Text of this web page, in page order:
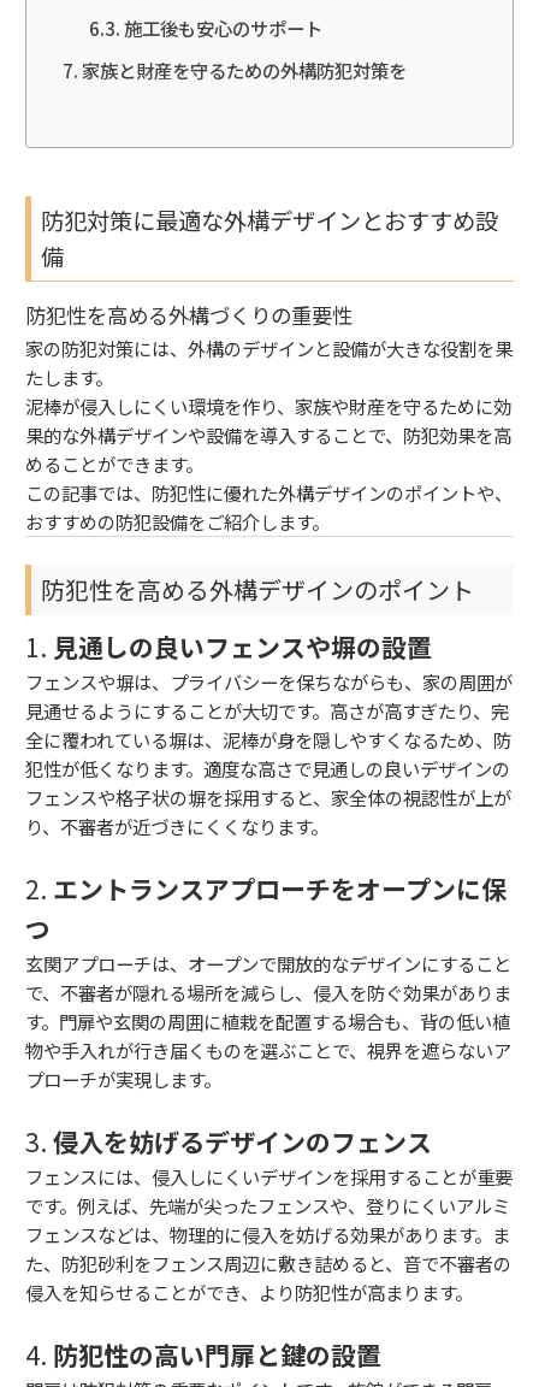
施工後も安心のサポート
家族と財産を守るための外構防犯対策を
防犯対策に最適な外構デザインとおすすめ設
備
防犯性を高める外構づくりの重要性
家の防犯対策には、外構のデザインと設備が大きな役割を果
たします。
泥棒が侵入しにくい環境を作り、家族や財産を守るために効
果的な外構デザインや設備を導入することで、防犯効果を高
めることができます。
この記事では、防犯性に優れた外構デザインのポイントや、
おすすめの防犯設備をご紹介します。
防犯性を高める外構デザインのポイント
1. 見通しの良いフェンスや塀の設置
フェンスや塀は、プライバシーを保ちながらも、家の周囲が
見通せるようにすることが大切です。高さが高すぎたり、完
全に覆われている塀は、泥棒が身を隠しやすくなるため、防
犯性が低くなります。適度な高さで見通しの良いデザインの
フェンスや格子状の塀を採用すると、家全体の視認性が上が
り、不審者が近づきにくくなります。
2. エントランスアプローチをオープンに保
つ
玄関アプローチは、オープンで開放的なデザインにすること
で、不審者が隠れる場所を減らし、侵入を防ぐ効果がありま
す。門扉や玄関の周囲に植栽を配置する場合も、背の低い植
物や手入れが行き届くものを選ぶことで、視界を遮らないア
プローチが実現します。
3. 侵入を妨げるデザインのフェンス
フェンスには、侵入しにくいデザインを採用することが重要
です。例えば、先端が尖ったフェンスや、登りにくいアルミ
フェンスなどは、物理的に侵入を妨げる効果があります。ま
た、防犯砂利をフェンス周辺に敷き詰めると、音で不審者の
侵入を知らせることができ、より防犯性が高まります。
4. 防犯性の高い門扉と鍵の設置